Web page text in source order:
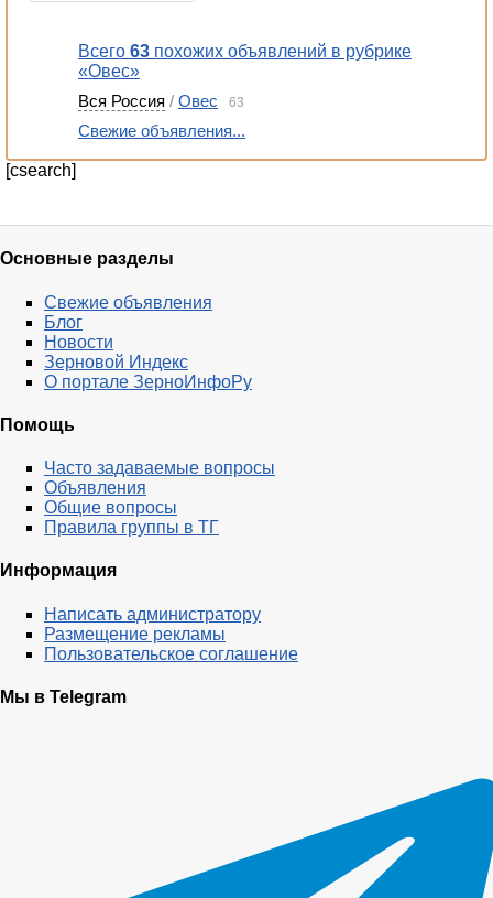
Всего 63 похожих объявлений в рубрике
«Овес»
Вся Россия / Овес 63
Свежие объявления...
[csearch]
Основные разделы
Свежие объявления
Блог
Новости
Зерновой Индекс
О портале ЗерноИнфоРу
Помощь
Часто задаваемые вопросы
Объявления
Общие вопросы
Правила группы в ТГ
Информация
Написать администратору
Размещение рекламы
Пользовательское соглашение
Мы в Telegram